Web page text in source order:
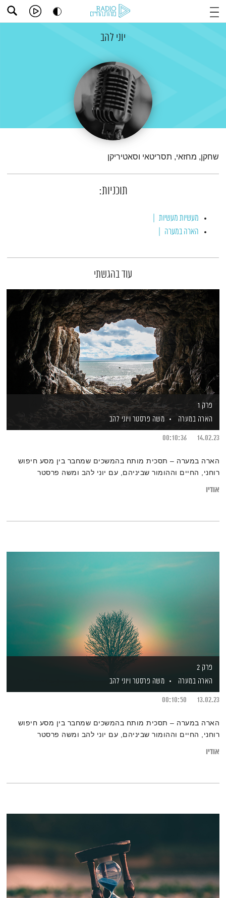
יוני להב
שחקן, מחזאי, תסריטאי וסאטיריקן
תוכניות:
מעשיות מעשיות
הארה במערה
עוד בהגשתי
פרק 1
הארה במערה
משה פרסטר ויוני להב
14.02.23
00:10:36
הארה במערה – תסכית מותח בהמשכים שמחבר בין מסע חיפוש
רוחני, החיים וההומור שביניהם, עם יוני להב ומשה פרסטר
אודיו
פרק 2
הארה במערה
משה פרסטר ויוני להב
13.02.23
00:10:50
הארה במערה – תסכית מותח בהמשכים שמחבר בין מסע חיפוש
רוחני, החיים וההומור שביניהם, עם יוני להב ומשה פרסטר
אודיו